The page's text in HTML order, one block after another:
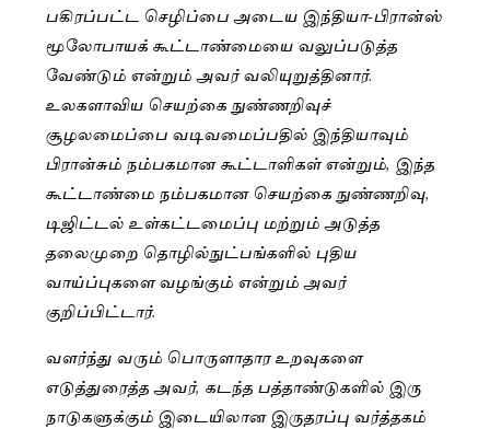
பகிரப்பட்ட செழிப்பை அடைய இந்தியா-பிரான்ஸ்
மூலோபாயக் கூட்டாண்மையை வலுப்படுத்த
வேண்டும் என்றும் அவர் வலியுறுத்தினார்.
உலகளாவிய செயற்கை நுண்ணறிவுச்
சூழலமைப்பை வடிவமைப்பதில் இந்தியாவும்
பிரான்சும் நம்பகமான கூட்டாளிகள் என்றும், இந்த
கூட்டாண்மை நம்பகமான செயற்கை நுண்ணறிவு,
டிஜிட்டல் உள்கட்டமைப்பு மற்றும் அடுத்த
தலைமுறை தொழில்நுட்பங்களில் புதிய
வாய்ப்புகளை வழங்கும் என்றும் அவர்
குறிப்பிட்டார்.
வளர்ந்து வரும் பொருளாதார உறவுகளை
எடுத்துரைத்த அவர், கடந்த பத்தாண்டுகளில் இரு
நாடுகளுக்கும் இடையிலான இருதரப்பு வர்த்தகம்